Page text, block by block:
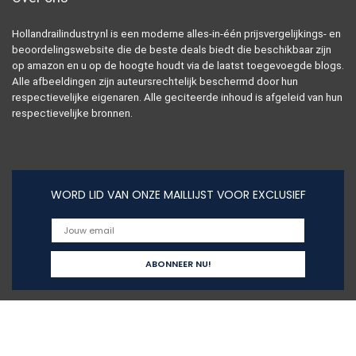
Hollandrailindustry.nl is een moderne alles-in-één prijsvergelijkings- en
beoordelingswebsite die de beste deals biedt die beschikbaar zijn
op amazon en u op de hoogte houdt via de laatst toegevoegde blogs.
Alle afbeeldingen zijn auteursrechtelijk beschermd door hun
respectievelijke eigenaren. Alle geciteerde inhoud is afgeleid van hun
respectievelijke bronnen.
WORD LID VAN ONZE MAILLIJST VOOR EXCLUSIEF